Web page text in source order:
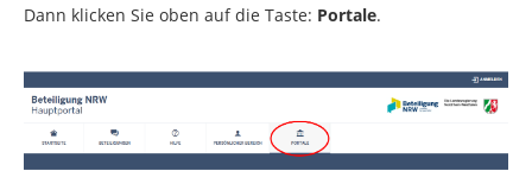
Dann klicken Sie oben auf die Taste: Portale.